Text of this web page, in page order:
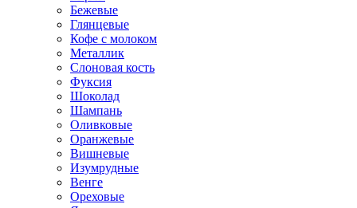
Бежевые
Глянцевые
Кофе с молоком
Металлик
Слоновая кость
Фуксия
Шоколад
Шампань
Оливковые
Оранжевые
Вишневые
Изумрудные
Венге
Ореховые